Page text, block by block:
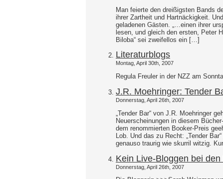
Man feierte den dreißigsten Bands
ihrer Zartheit und Hartnäckigkeit.
geladenen Gästen. „…einen ihrer
lesen, und gleich den ersten, Peter
Biloba“ sei zweifellos ein […]
Literaturblogs
Montag, April 30th, 2007
Regula Freuler in der NZZ am
J.R. Moehringer: Tender
Donnerstag, April 26th, 2007
„Tender Bar“ von J.R. Moehringer
Neuerscheinungen in diesem
dem renommierten Booker-Preis
Lob. Und das zu Recht: „Tender
genauso traurig wie skurril witzig.
Kein Live-Bloggen bei
Donnerstag, April 26th, 2007